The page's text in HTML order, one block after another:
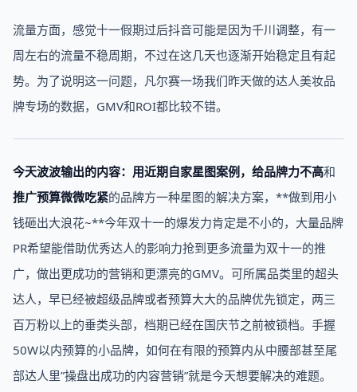
流量方面，感觉十一假期过后抖音可能是因为千川调整，有一
周左右的流量不稳周期，不过在这几天也逐渐开始稳定且有起
势。为了说明这一问题，凡尔赛一场我们昨天做的达人美妆品
牌专场的数据，GMV和ROI都比较不错。
今天波波输出的内容： 用近期自家星图案例，给品牌力不高和
推广预算微微吃紧的品牌方一种星图的解决方案，**做到用小
钱砸出大浪花~**今年双十一的爆发力肯定是不小的，大量品牌
PR希望能借助优秀达人的影响力抢到更多流量为双十一的推
广，做出更成功的营销和更漂亮的GMV。可所属品类里的超头
达人，早已经被超级品牌或者预算大大的品牌优先锁定，两三
百万粉以上的垂类头部，档期已经在国庆节之前被锁档。手握
50W以内预算的小品牌，如何在有限的预算内从中腰部甚至尾
部达人里”操盘出成功的内容营销”就是今天想要解决的难题。